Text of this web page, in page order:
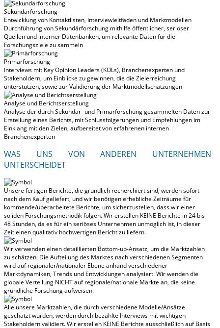
Sekundärforschung
Entwicklung von Kontaktlisten, Interviewleitfäden und Marktmodellen
Durchführung von Sekundärforschung mithilfe öffentlicher, seriöser
Quellen und interner Datenbanken, um relevante Daten für die
Forschungsziele zu sammeln
Primärforschung
Interviews mit Key Opinion Leaders (KOLs), Branchenexperten und
Stakeholdern, um Einblicke zu gewinnen, die die Zielerreichung
unterstützen, sowie zur Validierung der Marktmodellschätzungen
Analyse und Berichtserstellung
Analyse der durch Sekundär- und Primärforschung gesammelten Daten zur
Erstellung eines Berichts, mit Schlussfolgerungen und Empfehlungen im
Einklang mit den Zielen, aufbereitet von erfahrenen internen
Branchenexperten
WAS UNS VON ANDEREN UNTERNEHMEN
UNTERSCHEIDET
Unsere fertigen Berichte, die gründlich recherchiert sind, werdensofort
nach dem Kauf geliefert, und wir benötigen erhebliche Zeiträume für
kommende/überarbeitete Berichte, um sicherzustellen, dass wir einer
soliden Forschungsmethodik folgen.Wir erstellen KEINE Berichte in 24 bis
48 Stunden, da es für ein seriöses Unternehmen unmöglich ist, in dieser
Zeit einen qualitativ hochwertigen Bericht zu liefern.
Wir verwenden einen detaillierten Bottom-up-Ansatz, um die Marktzahlen
zu schätzen. Die Aufteilung des Marktes nach verschiedenen Segmenten
wird auf regionaler/nationaler Ebene anhand verschiedener
Marktdynamiken, Trends und Entwicklungen analysiert.Wir wenden die
globale Verteilung NICHT auf regionale/nationale Märkte an, die keine
gründliche Forschung aufweisen.
Alle unsere Marktzahlen, die durch verschiedene Modelle/Ansätze
geschätzt wurden, werden durch bezahlte Interviews mit wichtigen
Stakeholdern validiert.Wir erstellen KEINE Berichte ausschließlich auf Basis